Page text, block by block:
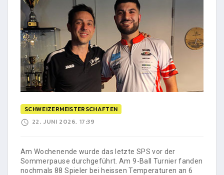
SCHWEIZERMEISTERSCHAFTEN
22. JUNI 2026, 17:39
Am Wochenende wurde das letzte SPS vor der
Sommerpause durchgeführt. Am 9-Ball Turnier fanden
nochmals 88 Spieler bei heissen Temperaturen an 6